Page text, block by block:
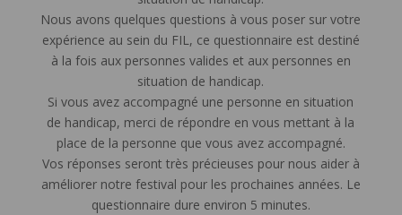
Nous avons quelques questions à vous poser sur votre
expérience au sein du FIL, ce questionnaire est destiné
à la fois aux personnes valides et aux personnes en
situation de handicap.
Si vous avez accompagné une personne en situation
de handicap, merci de répondre en vous mettant à la
place de la personne que vous avez accompagné.
Vos réponses seront très précieuses pour nous aider à
améliorer notre festival pour les prochaines années. Le
questionnaire dure environ 5 minutes.